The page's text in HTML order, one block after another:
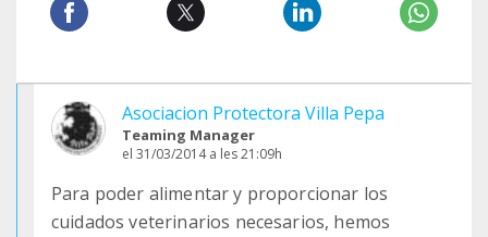
Asociacion Protectora Villa Pepa
Teaming Manager
el 31/03/2014 a les 21:09h
Para poder alimentar y proporcionar los
cuidados veterinarios necesarios, hemos